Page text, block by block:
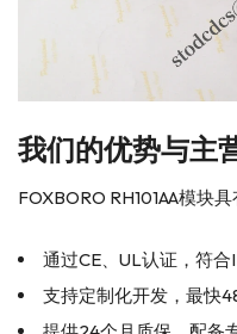
我们的优势与主
FOXBORO RH101AA模块
通过CE、UL认证，符
支持定制化开发，最快